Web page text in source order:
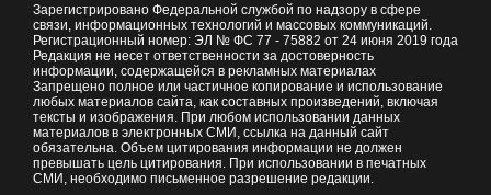
Зарегистрировано Федеральной службой по надзору в сфере
связи, информационных технологий и массовых коммуникаций.
Регистрационный номер: ЭЛ № ФС 77 - 75882 от 24 июня 2019 года
Редакция не несет ответственности за достоверность
информации, содержащейся в рекламных материалах
Запрещено полное или частичное копирование и использование
любых материалов сайта, как составных произведений, включая
тексты и изображения. При любом использовании данных
материалов в электронных СМИ, ссылка на данный сайт
обязательна. Объем цитирования информации не должен
превышать цель цитирования. При использовании в печатных
СМИ, необходимо письменное разрешение редакции.